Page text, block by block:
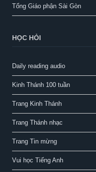
Tổng Giáo phận Sài Gòn
HỌC HỎI
Daily reading audio
Kinh Thánh 100 tuần
Trang Kinh Thánh
Trang Thánh nhạc
Trang Tin mừng
Vui học Tiếng Anh